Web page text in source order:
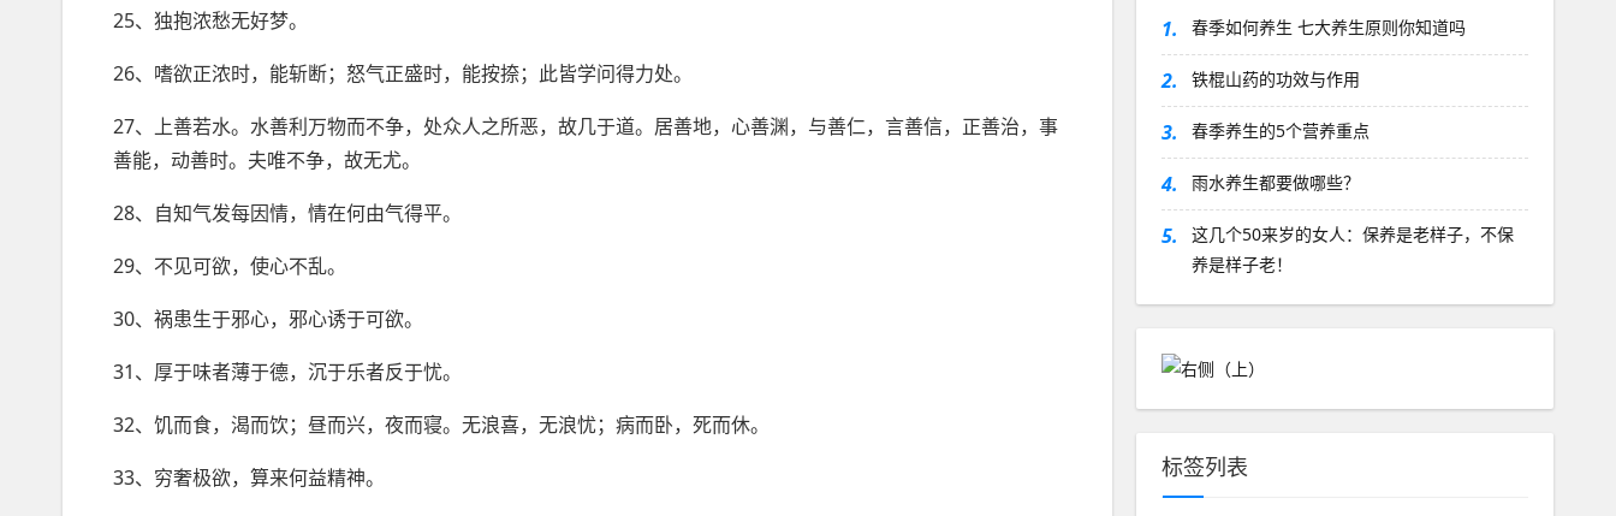
25、独抱浓愁无好梦。
26、嗜欲正浓时，能斩断；怒气正盛时，能按捺；此皆学问得力处。
27、上善若水。水善利万物而不争，处众人之所恶，故几于道。居善地，心善渊，与善仁，言善信，正善治，事
善能，动善时。夫唯不争，故无尤。
28、自知气发每因情，情在何由气得平。
29、不见可欲，使心不乱。
30、祸患生于邪心，邪心诱于可欲。
31、厚于味者薄于德，沉于乐者反于忧。
32、饥而食，渴而饮；昼而兴，夜而寝。无浪喜，无浪忧；病而卧，死而休。
33、穷奢极欲，算来何益精神。
1. 春季如何养生 七大养生原则你知道吗
2. 铁棍山药的功效与作用
3. 春季养生的5个营养重点
4. 雨水养生都要做哪些？
5.
这几个50来岁的女人：保养是老样子，不保
养是样子老！
标签列表